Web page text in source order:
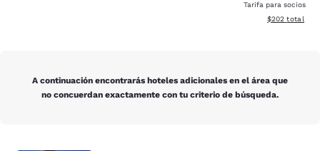
Tarifa para socios
Ver detalles
$202 total
A continuación encontrarás hoteles adicionales en el área que
no concuerdan exactamente con tu criterio de búsqueda.